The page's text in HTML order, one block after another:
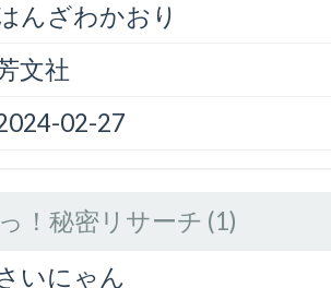
んざわかおり
文社
02-27
！秘密リサーチ (1)
いにゃん